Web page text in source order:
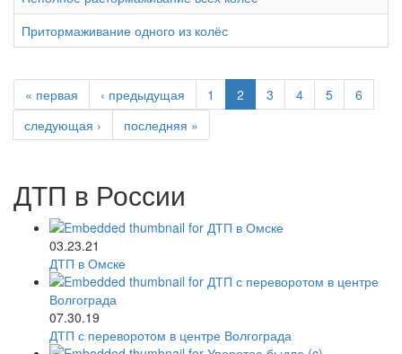
Притормаживание одного из колёс
« первая ‹ предыдущая 1 2 3 4 5
6
следующая ›
последняя »
ДТП в России
03.23.21
ДТП в Омске
07.30.19
ДТП с переворотом в центре Волгограда